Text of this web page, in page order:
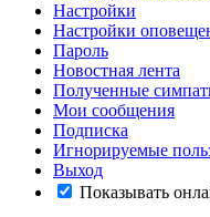
Настройки
Настройки
Пароль
Новостная лента
Полученные
Мои сообщения
Подписка
Игнорируемые
Выход
Показывать